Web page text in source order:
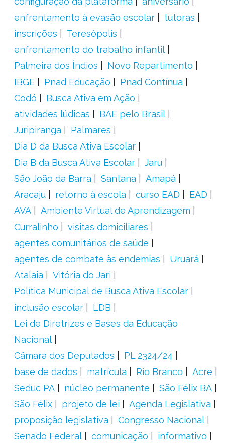
enfrentamento à evasão escolar
tutoras
inscrições
Teresópolis
enfrentamento do trabalho infantil
Palmeira dos Índios
Novo Repartimento
IBGE
Pnad Educação
Pnad Contínua
Codó
Busca Ativa em Ação
atividades lúdicas
BAE pelo Brasil
Juripiranga
Palmares
Dia D da Busca Ativa Escolar
Dia B da Busca Ativa Escolar
Jaru
São João da Barra
Santana
Amapá
Aracaju
retorno à escola curso EAD
EAD
AVA
Ambiente Virtual de Aprendizagem
Curralinho
visitas domiciliares
agentes comunitários de saúde
agentes de combate às endemias
Uruará
Atalaia
Vitória do Jari
Política Municipal de Busca Ativa Escolar
inclusão escolar
LDB
Lei de Diretrizes e Bases da Educação
Nacional
Câmara dos Deputados
PL 2324/24
base de dados
matrícula Rio Branco
Acre
Seduc PA
núcleo permanente
São Félix BA
São Félix
projeto de lei
Agenda Legislativa
proposição legislativa
Congresso Nacional
Senado Federal
comunicação
informativo